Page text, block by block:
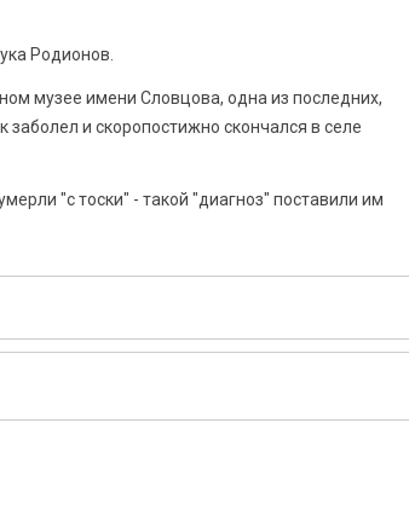
Родионов.
музее имени Словцова, одна из последних,
и скоропостижно скончался в селе
"с тоски" - такой "диагноз" поставили им